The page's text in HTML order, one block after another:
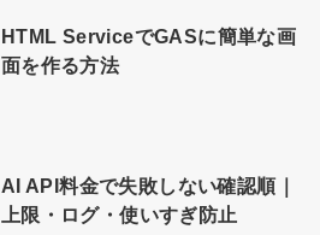
HTML ServiceでGASに簡単な画
面を作る方法
AI API料金で失敗しない確認順｜
上限・ログ・使いすぎ防止